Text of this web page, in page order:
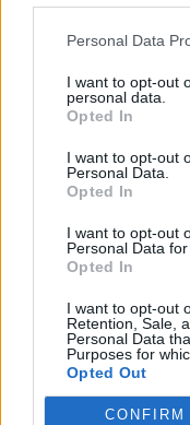
Personal Data
I want to opt-out
personal data.
Opted In
I want to opt-out
Personal Data.
Opted In
I want to opt-out
Personal Data
Opted In
I want to opt-out
Retention, Sale,
Personal Data
Purposes for
Opted Out
CONFIRM
szóljon
Ezek is
az